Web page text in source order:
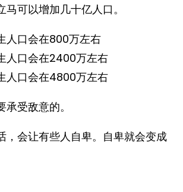
可以增加几十亿人口。
人口会在800万左右
人口会在2400万左右
人口会在4800万左右
受敌意的。
，会让有些人自卑。自卑就会变成